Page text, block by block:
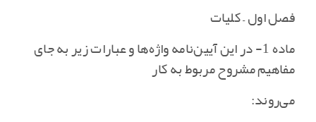
فصل اول – کلیات
ماده 1- در این آیین‌نامه واژه‌ها و عبارات زیر به جای
مفاهیم مشروح مربوط به کار
می‌روند: